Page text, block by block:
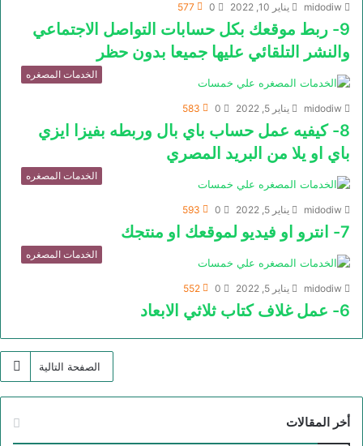
midodiw يناير 10, 2022 0
577
9- ربط موقعك بكل حسابات التواصل الاجتماعي
والنشر التلقائي عليها جميعا بدون حظر
الخدمات المصغره
midodiw يناير 5, 2022 0
583
8- كيفيه عمل حساب باي بال وربطه بفيزا ايزي
باي او يلا من البريد المصري
الخدمات المصغره
midodiw يناير 5, 2022 0
593
7- انترو او فيديو لموقعك او منتجك
الخدمات المصغره
midodiw يناير 5, 2022 0
552
6- عمل غلاف كتاب ثلاثي الابعاد
الصفحة التالية
أخر المقالات